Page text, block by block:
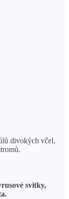
divokých včel,
svitky,